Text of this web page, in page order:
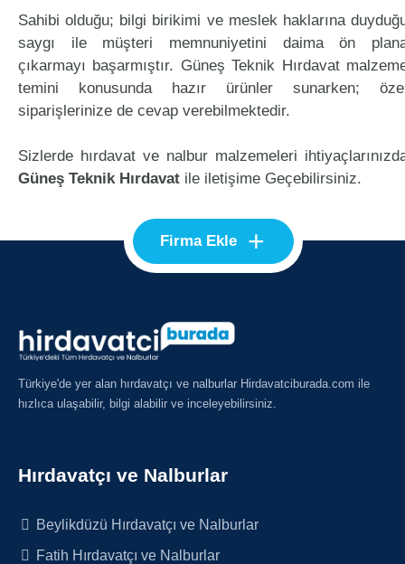
Sahibi olduğu; bilgi birikimi ve meslek haklarına
saygı ile müşteri memnuniyetini daima ön
çıkarmayı başarmıştır. Güneş Teknik Hırdavat
temini konusunda hazır ürünler sunarken;
siparişlerinize de cevap verebilmektedir.
Sizlerde hırdavat ve nalbur malzemeleri
Güneş Teknik Hırdavat ile iletişime Geçebilirsiniz.
Firma Ekle +
Türkiye'de yer alan hırdavatçı ve nalburlar Hirdavatciburada.com ile
hızlıca ulaşabilir, bilgi alabilir ve inceleyebilirsiniz.
Hırdavatçı ve Nalburlar
Beylikdüzü Hırdavatçı ve Nalburlar
Fatih Hırdavatçı ve Nalburlar